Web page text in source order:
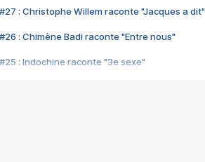
#27 : Christophe Willem raconte "Jacques a dit"
#26 : Chimène Badi raconte "Entre nous"
#25 : Indochine raconte "3e sexe"